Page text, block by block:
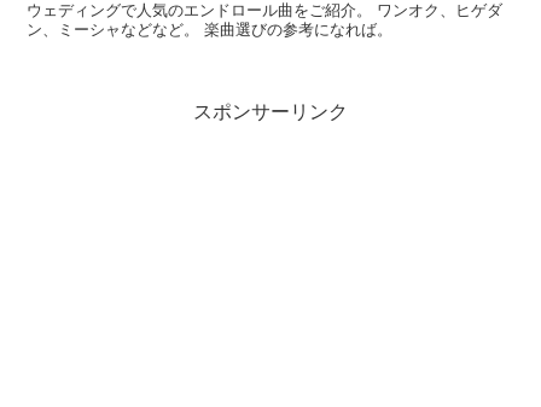
ウェディングで人気のエンドロール曲をご紹介。 ワンオク、ヒゲダ
ン、ミーシャなどなど。 楽曲選びの参考になれば。
スポンサーリンク